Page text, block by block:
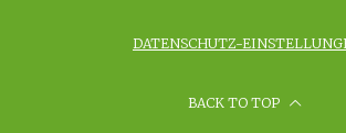
DATENSCHUTZ-
BACK TO TOP